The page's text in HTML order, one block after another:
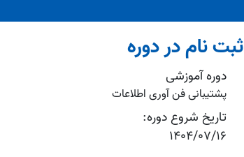
ثبت نام در دوره
دوره آموزشی
پشتیبانی فن آوری اطلاعات
تاریخ شروع دوره:
1404/07/16